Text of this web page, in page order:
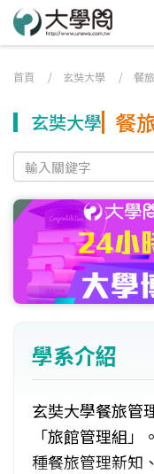
首頁 / 玄奘大學 / 餐
玄奘大學 餐
學系介紹
玄奘大學餐旅管
「旅館管理組
種餐旅管理新知